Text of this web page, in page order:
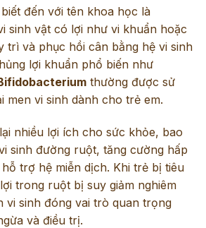
đến với tên khoa học là
sinh vật có lợi như vi khuẩn hoặc
trì và phục hồi cân bằng hệ vi sinh
lợi khuẩn phổ biến như
thường được sử
men vi sinh dành cho trẻ em.
nhiều lợi ích cho sức khỏe, bao
sinh đường ruột, tăng cường hấp
trợ hệ miễn dịch. Khi trẻ bị tiêu
trong ruột bị suy giảm nghiêm
vi sinh đóng vai trò quan trọng
và điều trị.